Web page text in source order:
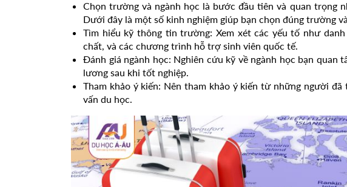
Chọn trường và ngành học là bước đầu tiên và quan trọng
Dưới đây là một số kinh nghiệm giúp bạn chọn đúng trường
Tìm hiểu kỹ thông tin trường: Xem xét các yếu tố như
chất, và các chương trình hỗ trợ sinh viên quốc tế.
Đánh giá ngành học: Nghiên cứu kỹ về ngành học bạn quan
lương sau khi tốt nghiệp.
Tham khảo ý kiến: Nên tham khảo ý kiến từ những người
vấn du học.